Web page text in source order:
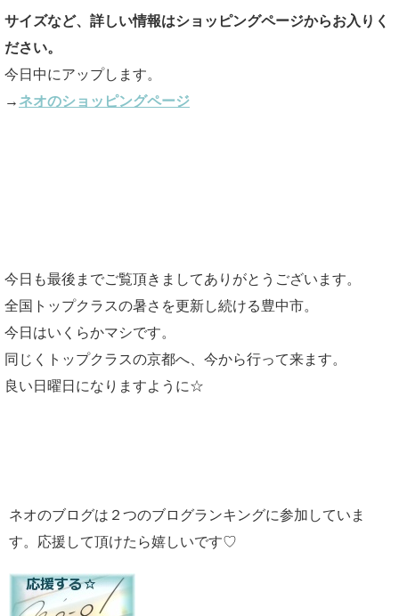
サイズなど、詳しい情報はショッピングページからお入りく
ださい。
今日中にアップします。
→ ネオのショッピングページ
今日も最後までご覧頂きましてありがとうございます。
全国トップクラスの暑さを更新し続ける豊中市。
今日はいくらかマシです。
同じくトップクラスの京都へ、今から行って来ます。
良い日曜日になりますように☆
ネオのブログは２つのブログランキングに参加していま
す。応援して頂けたら嬉しいです♡